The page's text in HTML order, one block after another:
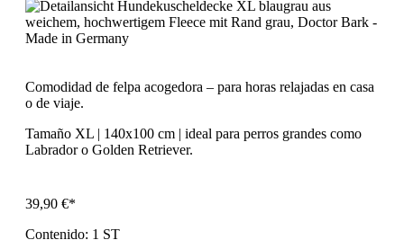
Comodidad de felpa acogedora – para horas relajadas en casa
o de viaje.
Tamaño XL | 140x100 cm | ideal para perros grandes como
Labrador o Golden Retriever.
39,90 €*
Contenido: 1 ST